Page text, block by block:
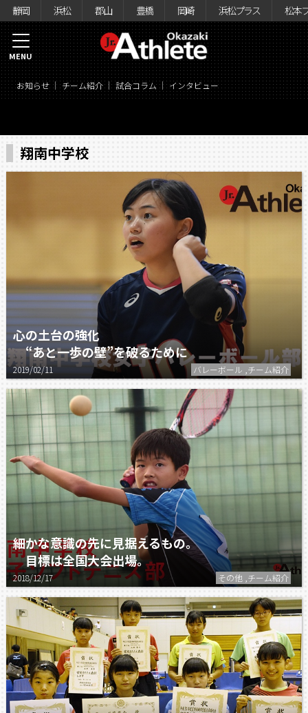
静岡 浜松 郡山 豊橋 岡崎 浜松プラス 松本
お知らせ チーム紹介 試合コラム インタビュー
MENU
翔南中学校
心の土台の強化
“あと一歩の壁”を破るために
2019/02/11 バレーボール ,チーム紹介
細かな意識の先に見据えるもの。
目標は全国大会出場。
2018/12/17 その他 ,チーム紹介